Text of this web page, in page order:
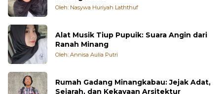
Oleh: Nasywa Huriyah Laththuf
Alat Musik Tiup Pupuik: Suara Angin dari
Ranah Minang
Oleh: Annisa Aulia Putri
Rumah Gadang Minangkabau: Jejak Adat,
Sejarah, dan Kekayaan Arsitektur